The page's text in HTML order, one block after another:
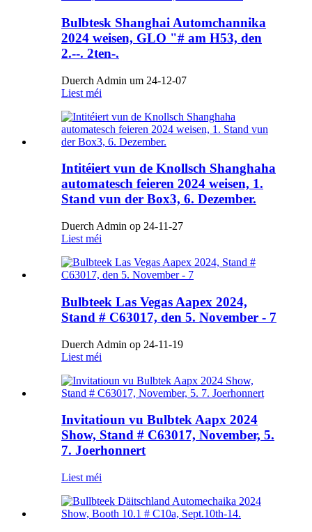
Bulbtesk Shanghai Automchannika
2024 weisen, GLO "# am H53, den
2.--. 2ten-.
Duerch Admin um 24-12-07
Liest méi
Intitéiert vun de Knollsch Shanghaha
automatesch feieren 2024 weisen, 1.
Stand vun der Box3, 6. Dezember.
Duerch Admin op 24-11-27
Liest méi
Bulbteek Las Vegas Aapex 2024,
Stand # C63017, den 5. November - 7
Duerch Admin op 24-11-19
Liest méi
Invitatioun vu Bulbtek Aapx 2024
Show, Stand # C63017, November, 5.
7. Joerhonnert
Liest méi